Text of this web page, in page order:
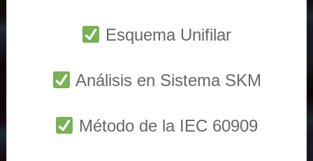
Esquema Unifilar
Análisis en Sistema SKM
Método de la IEC 60909